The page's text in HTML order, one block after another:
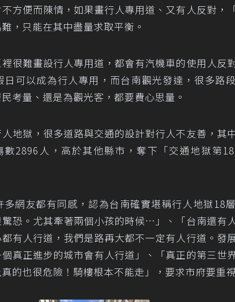
方便而陳情，如果畫行人專用道、又有人反對，
，只能在其中盡量求取平衡。
很難畫設行人專用道，都會有汽機車的使用人反
日可以成為行人專用，而台南觀光發達，很多路
考量、還是為觀光客，都要費心思量。
地獄，很多道路與交通的設計對行人不友善，其
2896人，高於其他縣市，奪下「交通地獄第
網友都有同感，認為台南確實堪稱行人地獄18
恐。尤其牽著兩個小孩的時候…」、「台南還有
都有人行道，我們是路再大都不一定有人行道。發
真正進步的城市會有人行道」、「真正的第三世
真的也很危險！騎樓根本不能走」，要求市府要重